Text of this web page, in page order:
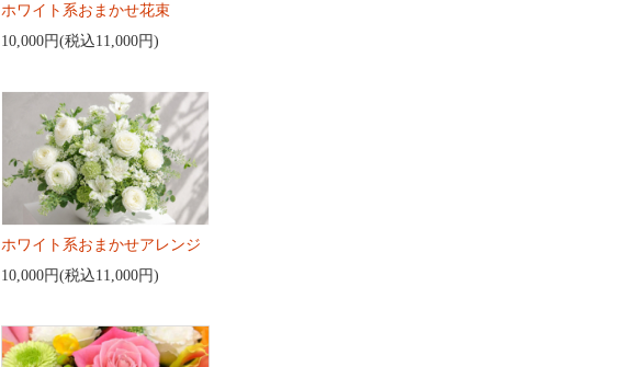
ホワイト系おまかせ花束
10,000円(税込11,000円)
ホワイト系おまかせアレンジ
10,000円(税込11,000円)